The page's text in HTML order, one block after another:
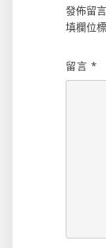
發佈留
填欄位
留言 *